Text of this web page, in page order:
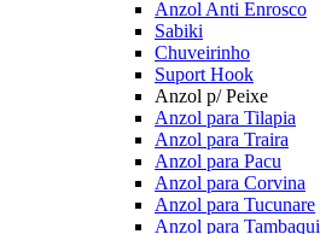
Anzol Anti Enrosco
Sabiki
Chuveirinho
Suport Hook
Anzol p/ Peixe
Anzol para Tilapia
Anzol para Traira
Anzol para Pacu
Anzol para Corvina
Anzol para Tucunare
Anzol para Tambaqui